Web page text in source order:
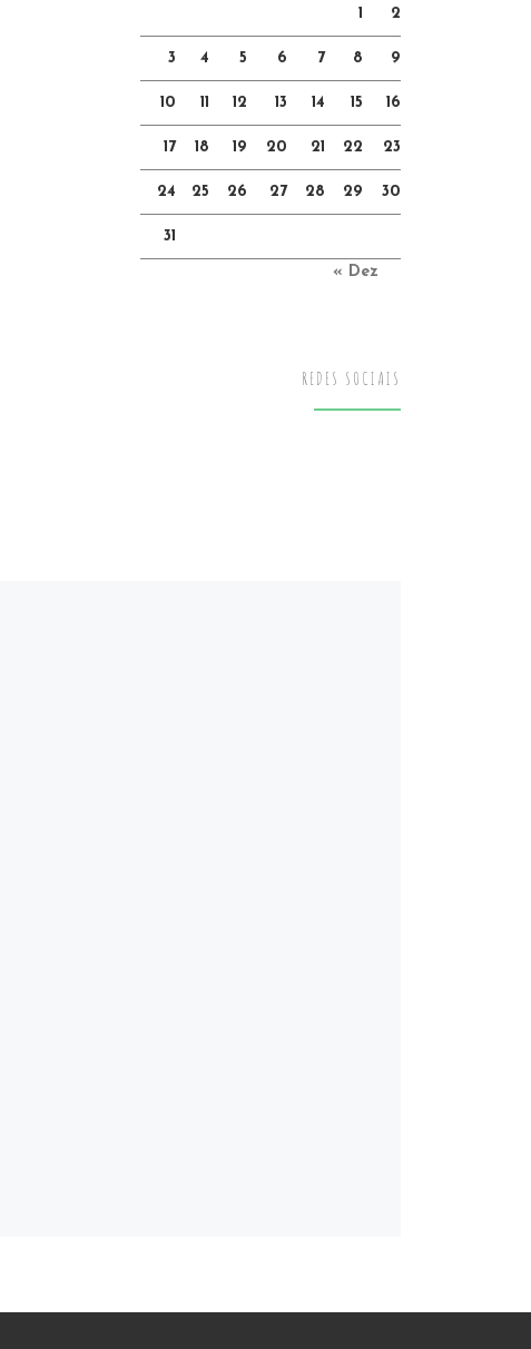
1 2
3 4 5 6 7 8 9
10 11 12 13 14 15 16
17 18 19 20 21 22 23
24 25 26 27 28 29 30
31
« Dez
REDES SOCIAIS